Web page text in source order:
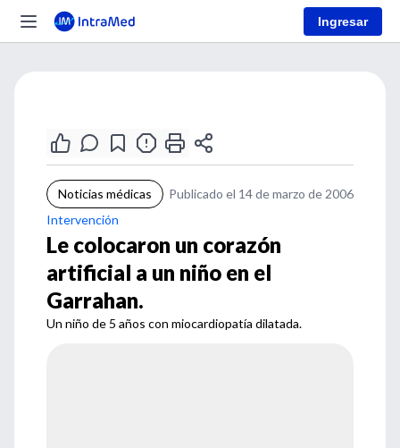
Ingresar
Noticias médicas
Publicado el 14 de marzo de 2006
Intervención
Le colocaron un corazón
artificial a un niño en el
Garrahan.
Un niño de 5 años con miocardiopatía dilatada.